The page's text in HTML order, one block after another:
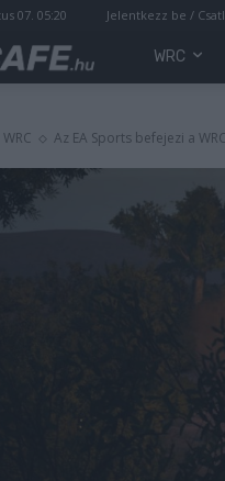
07. 05:20 Jelentkezz be /
WRC
WRC Az EA Sports befejezi a